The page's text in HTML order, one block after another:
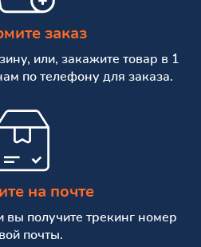
заказ
или, закажите товар в 1
по телефону для заказа.
на почте
вы получите трекинг номер
почты.